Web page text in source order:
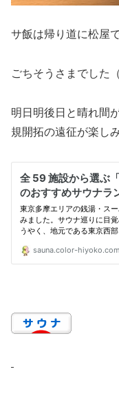
サ飯は帰り道に松屋
ごちそうさまでした
明日明後日と晴れ間
規開拓の遠征が楽し